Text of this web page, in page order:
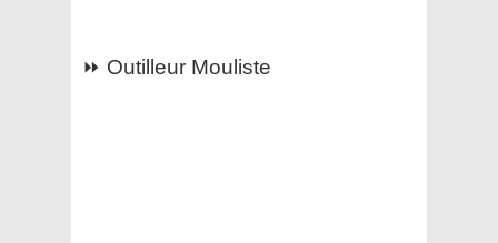
⏩ Outilleur Mouliste